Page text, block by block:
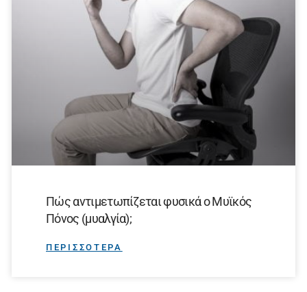
Πώς αντιμετωπίζεται φυσικά ο Μυϊκός
Πόνος (μυαλγία);
ΠΕΡΙΣΣΟΤΕΡΑ